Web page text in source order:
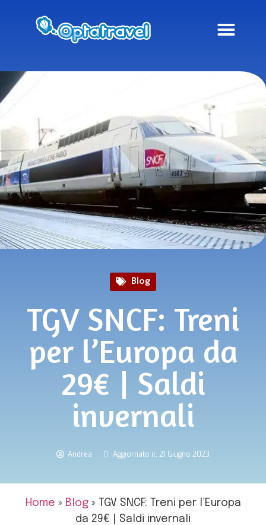
Blog
TGV SNCF: Treni
per l’Europa da
29€ | Saldi
invernali
Andrea Aggiornato il: 21 Giugno 2023
Home » Blog»
TGV SNCF: Treni per l’Europa
da 29€ | Saldi invernali